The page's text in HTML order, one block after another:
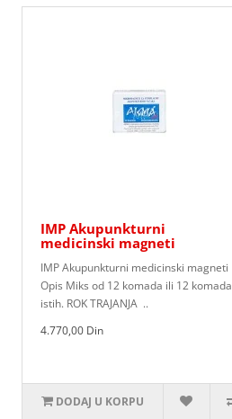
IMP Akupunkturni
medicinski magneti
IMP Akupunkturni medicinski magneti
Opis Miks od 12 komada ili 12 komada
istih. ROK TRAJANJA ..
4.770,00 Din
DODAJ U KORPU